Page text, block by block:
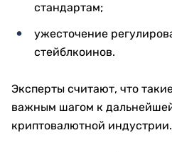
стандартам;
ужесточение
стейблкоинов.
Эксперты считают, что
важным шагом к
криптовалютной индустрии.